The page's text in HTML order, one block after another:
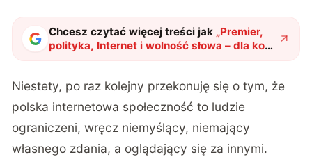
Chcesz czytać więcej treści jak „Premier,
polityka, Internet i wolność słowa – dla kogo
tu nie ma miejsca?"?
Niestety, po raz kolejny przekonuję się o tym, że
polska internetowa społeczność to ludzie
ograniczeni, wręcz niemyślący, niemający
własnego zdania, a oglądający się za innymi.